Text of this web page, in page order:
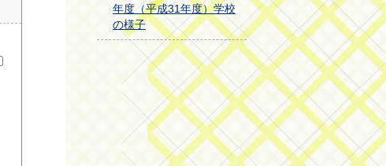
年度（平成31年度）学校
の様子